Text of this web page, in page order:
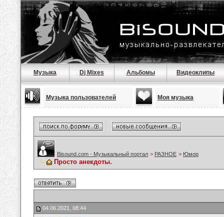
Музыка Dj Mixes Альбомы Видеоклипы
Музыка пользователей Моя музыка
Bisound.com - Музыкальный портал > РАЗНОЕ > Юмор
Просто анекдоты.
04.06.2021, 08:44